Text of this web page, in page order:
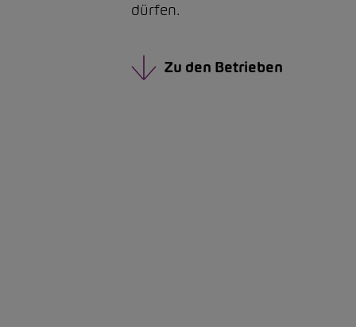
dürfen.
Zu den Betrieben